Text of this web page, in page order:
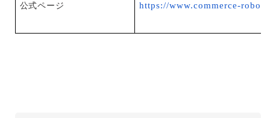
公式ページ https://www.commerce-